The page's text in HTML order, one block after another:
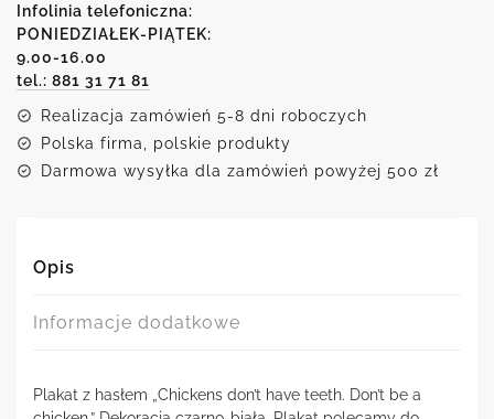
don't
have
teeth
Infolinia telefoniczna:
PONIEDZIAŁEK-PIĄTEK:
9.00-16.00
tel.: 881 31 71 81
Realizacja zamówień 5-8 dni roboczych
Polska firma, polskie produkty
Darmowa wysyłka dla zamówień powyżej 500 zł
Opis
Informacje dodatkowe
Plakat z hasłem „Chickens don’t have teeth. Don’t be a